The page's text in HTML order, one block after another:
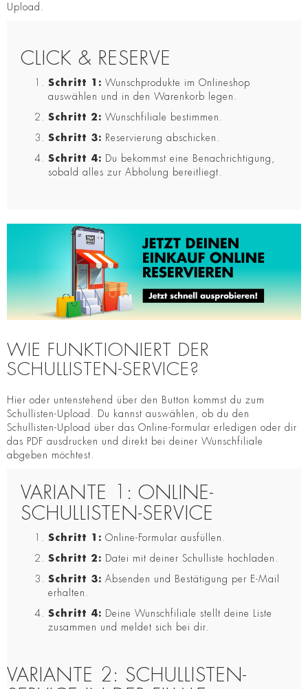
Upload.
CLICK & RESERVE
Schritt 1: Wunschprodukte im Onlineshop
auswählen und in den Warenkorb legen.
Schritt 2: Wunschfiliale bestimmen.
Schritt 3: Reservierung abschicken.
Schritt 4: Du bekommst eine Benachrichtigung,
sobald alles zur Abholung bereitliegt.
WIE FUNKTIONIERT DER
SCHULLISTEN-SERVICE?
Hier oder untenstehend über den Button kommst du zum
Schullisten-Upload. Du kannst auswählen, ob du den
Schullisten-Upload über das Online-Formular erledigen oder dir
das PDF ausdrucken und direkt bei deiner Wunschfiliale
abgeben möchtest.
VARIANTE 1: ONLINE-
SCHULLISTEN-SERVICE
Schritt 1: Online-Formular ausfüllen.
Schritt 2: Datei mit deiner Schulliste hochladen.
Schritt 3: Absenden und Bestätigung per E-Mail
erhalten.
Schritt 4: Deine Wunschfiliale stellt deine Liste
zusammen und meldet sich bei dir.
VARIANTE 2: SCHULLISTEN-